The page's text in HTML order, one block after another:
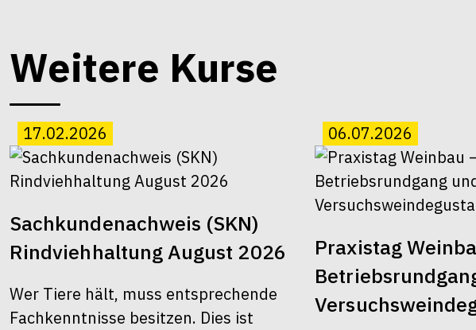
Weitere Kurse
17.02.2026
Sachkundenachweis (SKN)
Rindviehhaltung August 2026
Wer Tiere hält, muss entsprechende
Fachkenntnisse besitzen. Dies ist
06.07.2026
Praxistag